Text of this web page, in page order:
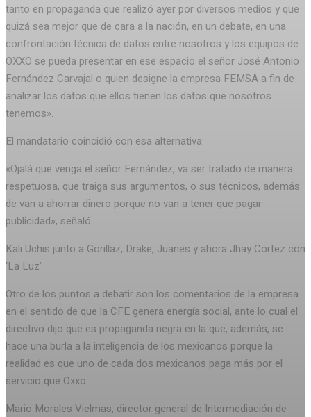
tanto en propaganda que realizó ayer por diversos medios y que
quizá sea mejor que de cara a la nación, en un debate, en una
confrontación técnica de datos entre nosotros y los equipos de
OXXO se pueda presentar en ese espacio el señor José Antonio
Fernández Carvajal o quien designe la empresa FEMSA a fin de
analizar los datos que ellos tienen los datos que nosotros
tenemos».
El mandatario coincidió con esa alternativa:
«Ojalá que venga el señor Fernández, va ser tratado de manera
respetuosa, que traiga sus argumentos, o sus técnicos, además
de van a ahorrar dinero porque no van a tener que pagar
publicidad», señaló.
Kali Uchis junto a Gorillaz, Drake, Juanes y ahora Jhay Cortez con
‘La Luz’
Otro de los puntos a debatir son los comentarios de la empresa
en el sentido de que la CFE genera energía social, ante lo cual el
directivo dijo que es propaganda negra en la que, además, se
hace una burla a la inteligencia de los mexicanos porque la
realidad es que uno de cada dos mexicanos paga más por el
servicio que Oxxo.
Mario Morales Vielmas, director general de Intermediación de